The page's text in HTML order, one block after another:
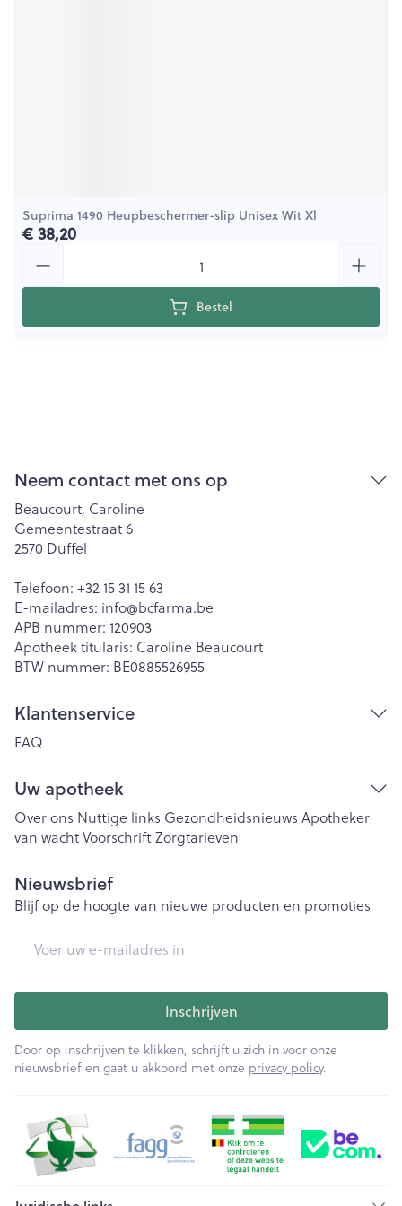
Suprima 1490 Heupbeschermer-slip Unisex Wit Xl
€ 38,20
Bestel
Neem contact met ons op
Beaucourt, Caroline
Gemeentestraat 6
2570 Duffel
Telefoon: +32 15 31 15 63
E-mailadres: info@bcfarma.be
APB nummer: 120903
Apotheek titularis: Caroline Beaucourt
BTW nummer: BE0885526955
Klantenservice
FAQ
Uw apotheek
Over ons Nuttige links Gezondheidsnieuws Apotheker
van wachtVoorschriftZorgtarieven
Nieuwsbrief
Blijf op de hoogte van nieuwe producten en promoties
Inschrijven
Door op inschrijven te klikken, schrijft u zich in voor onze
nieuwsbrief en gaat u akkoord met onze privacy policy.